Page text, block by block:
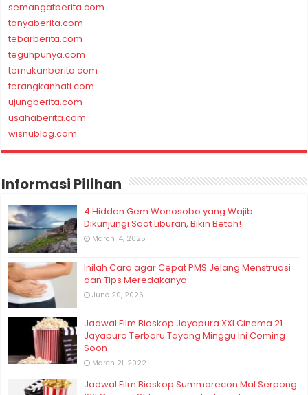
semangatberita.com
tanyaberita.com
tebarberita.com
teguhpunya.com
temukanberita.com
terangkanhati.com
ujungberita.com
usahaberita.com
wisnublog.com
Informasi Pilihan
4 Hidden Gem Wonosobo yang Wajib
Dikunjungi Saat Liburan, Bikin Betah!
March 14, 2025
Inilah Cara agar Cepat PMS Jelang Menstruasi
dan Tips Meredakanya
June 20, 2026
Jadwal Film Bioskop Jayapura XXI Cinema 21
Jayapura Terbaru Tayang Minggu Ini Coming
Soon
March 21, 2022
Jadwal Film Bioskop Summarecon Mal Serpong